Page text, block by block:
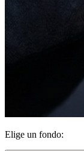
Elige un fondo: